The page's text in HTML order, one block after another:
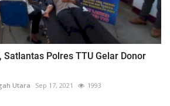
Satlantas Polres TTU Gelar Donor
Utara Sep 17, 2021 1993